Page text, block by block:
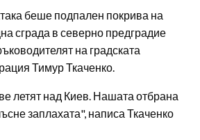
беше подпален покрива на
сграда в северно предградие
на градската
Тимур Ткаченко.
летят над Киев. Нашата отбрана
заплахата", написа Ткаченко